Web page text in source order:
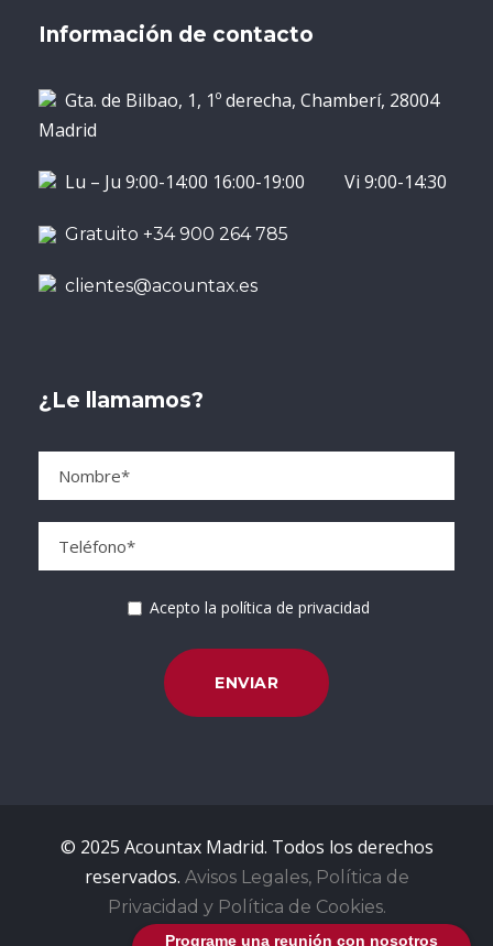
Programe una reunión con nosotros
Información de contacto
Gta. de Bilbao, 1, 1º derecha, Chamberí, 28004
Madrid
Lu – Ju 9:00-14:00 16:00-19:00 Vi 9:00-14:30
Gratuito +34 900 264 785
clientes@acountax.es
¿Le llamamos?
Acepto la política de privacidad
© 2025 Acountax Madrid. Todos los derechos
reservados. Avisos Legales, Política de
Privacidad y Política de Cookies.